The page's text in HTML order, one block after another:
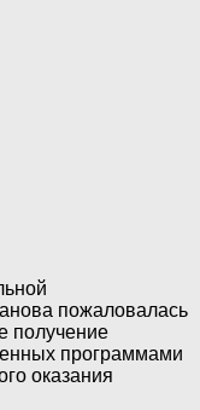
пожаловалась
получение
программами
оказания